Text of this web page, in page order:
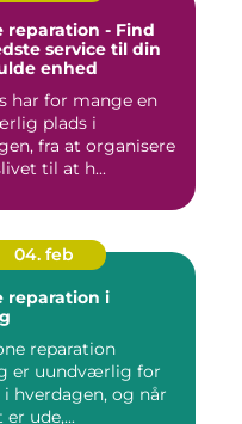
reparation - Find
service til din
enhed
har for mange en
plads i
fra at organisere
til at h...
04. feb
reparation i
reparation
er uundværlig for
hverdagen, og når
er ude,...